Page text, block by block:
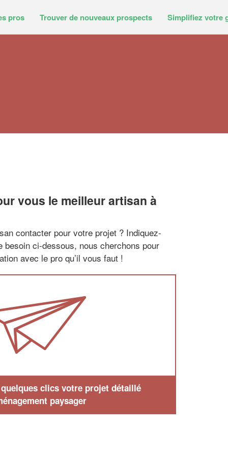
pros Trouver de nouveaux prospects Simplifiez votre
vous le meilleur artisan à
contacter pour votre projet ? Indiquez-
besoin ci-dessous, nous cherchons pour
avec le pro qu’il vous faut !
clics votre projet détaillé
paysager